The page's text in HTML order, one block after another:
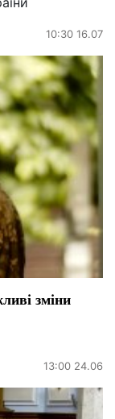
10:30 16.07
зміни
13:00 24.06